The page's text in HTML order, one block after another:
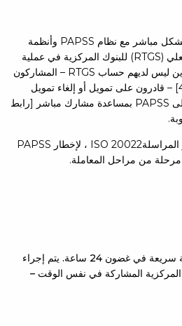
يتكامل المشاركون المباشرون بشكل مباشر مع نظام PAPSS وأنظمة
التسوية الإجمالية في الوقت الفعلي (RTGS) للبنوك المركزية في عملية
التمويل المسبق. المشاركون الذين ليس لديهم حساب RTGS – المشاركون
غير المباشرين [رابط إلى 4.1.1.2] – قادرون على تمويل أو إلغاء تمويل
حسابات المقاصة الخاصة بهم على PAPSS بمساعدة مشارك مباشر [رابط
يتم إرسال الإخطارات عبر معيار المراسلةISO 20022 ، لإخطار PAPSS
يحتاج PAPSS إلى ضمان تسوية سريعة في غضون 24 ساعة. يتم إجراء
المركزية المشاركة في نفس الوقت –